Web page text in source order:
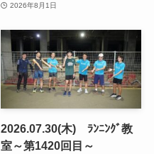
2026年8月1日
2026.07.30(木) ﾗﾝﾆﾝｸﾞ教
室～第1420回目～